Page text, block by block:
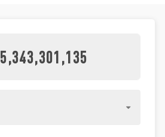
IDR 5,343,301,135